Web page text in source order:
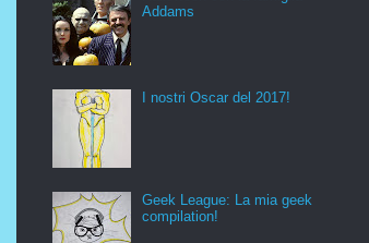
Addams
I nostri Oscar del 2017!
Geek League: La mia geek
compilation!